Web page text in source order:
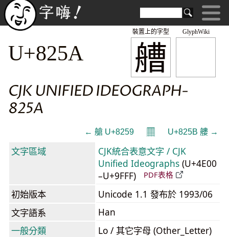
GlyphWiki
艚
裝置上的字型
U+825A
CJK UNIFIED IDEOGRAPH-
825A
← 艙 U+8259 𝄜 U+825B 艛 →
文字區域
CJK統合表意文字 / CJK
Unified Ideographs (U+4E00
–U+9FFF)
PDF表格
初始版本
Unicode 1.1 發布於 1993/06
文字語系
Han
一般分類
Lo / 其它字母 (Other_Letter)